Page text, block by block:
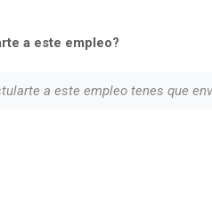
a este empleo?
a este empleo tenes que